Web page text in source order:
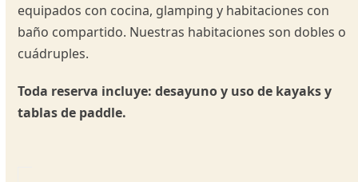
equipados con cocina, glamping y habitaciones con
baño compartido. Nuestras habitaciones son dobles o
cuádruples.
Toda reserva incluye: desayuno y uso de kayaks y
tablas de paddle.